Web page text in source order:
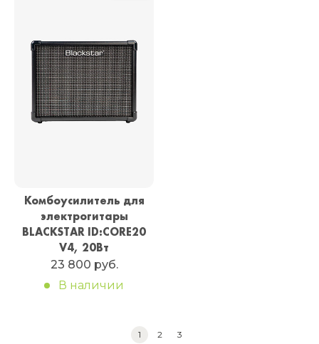
Комбоусилитель для
электрогитары
BLACKSTAR ID:CORE20
V4, 20Вт
23 800 руб.
В наличии
1 2 3